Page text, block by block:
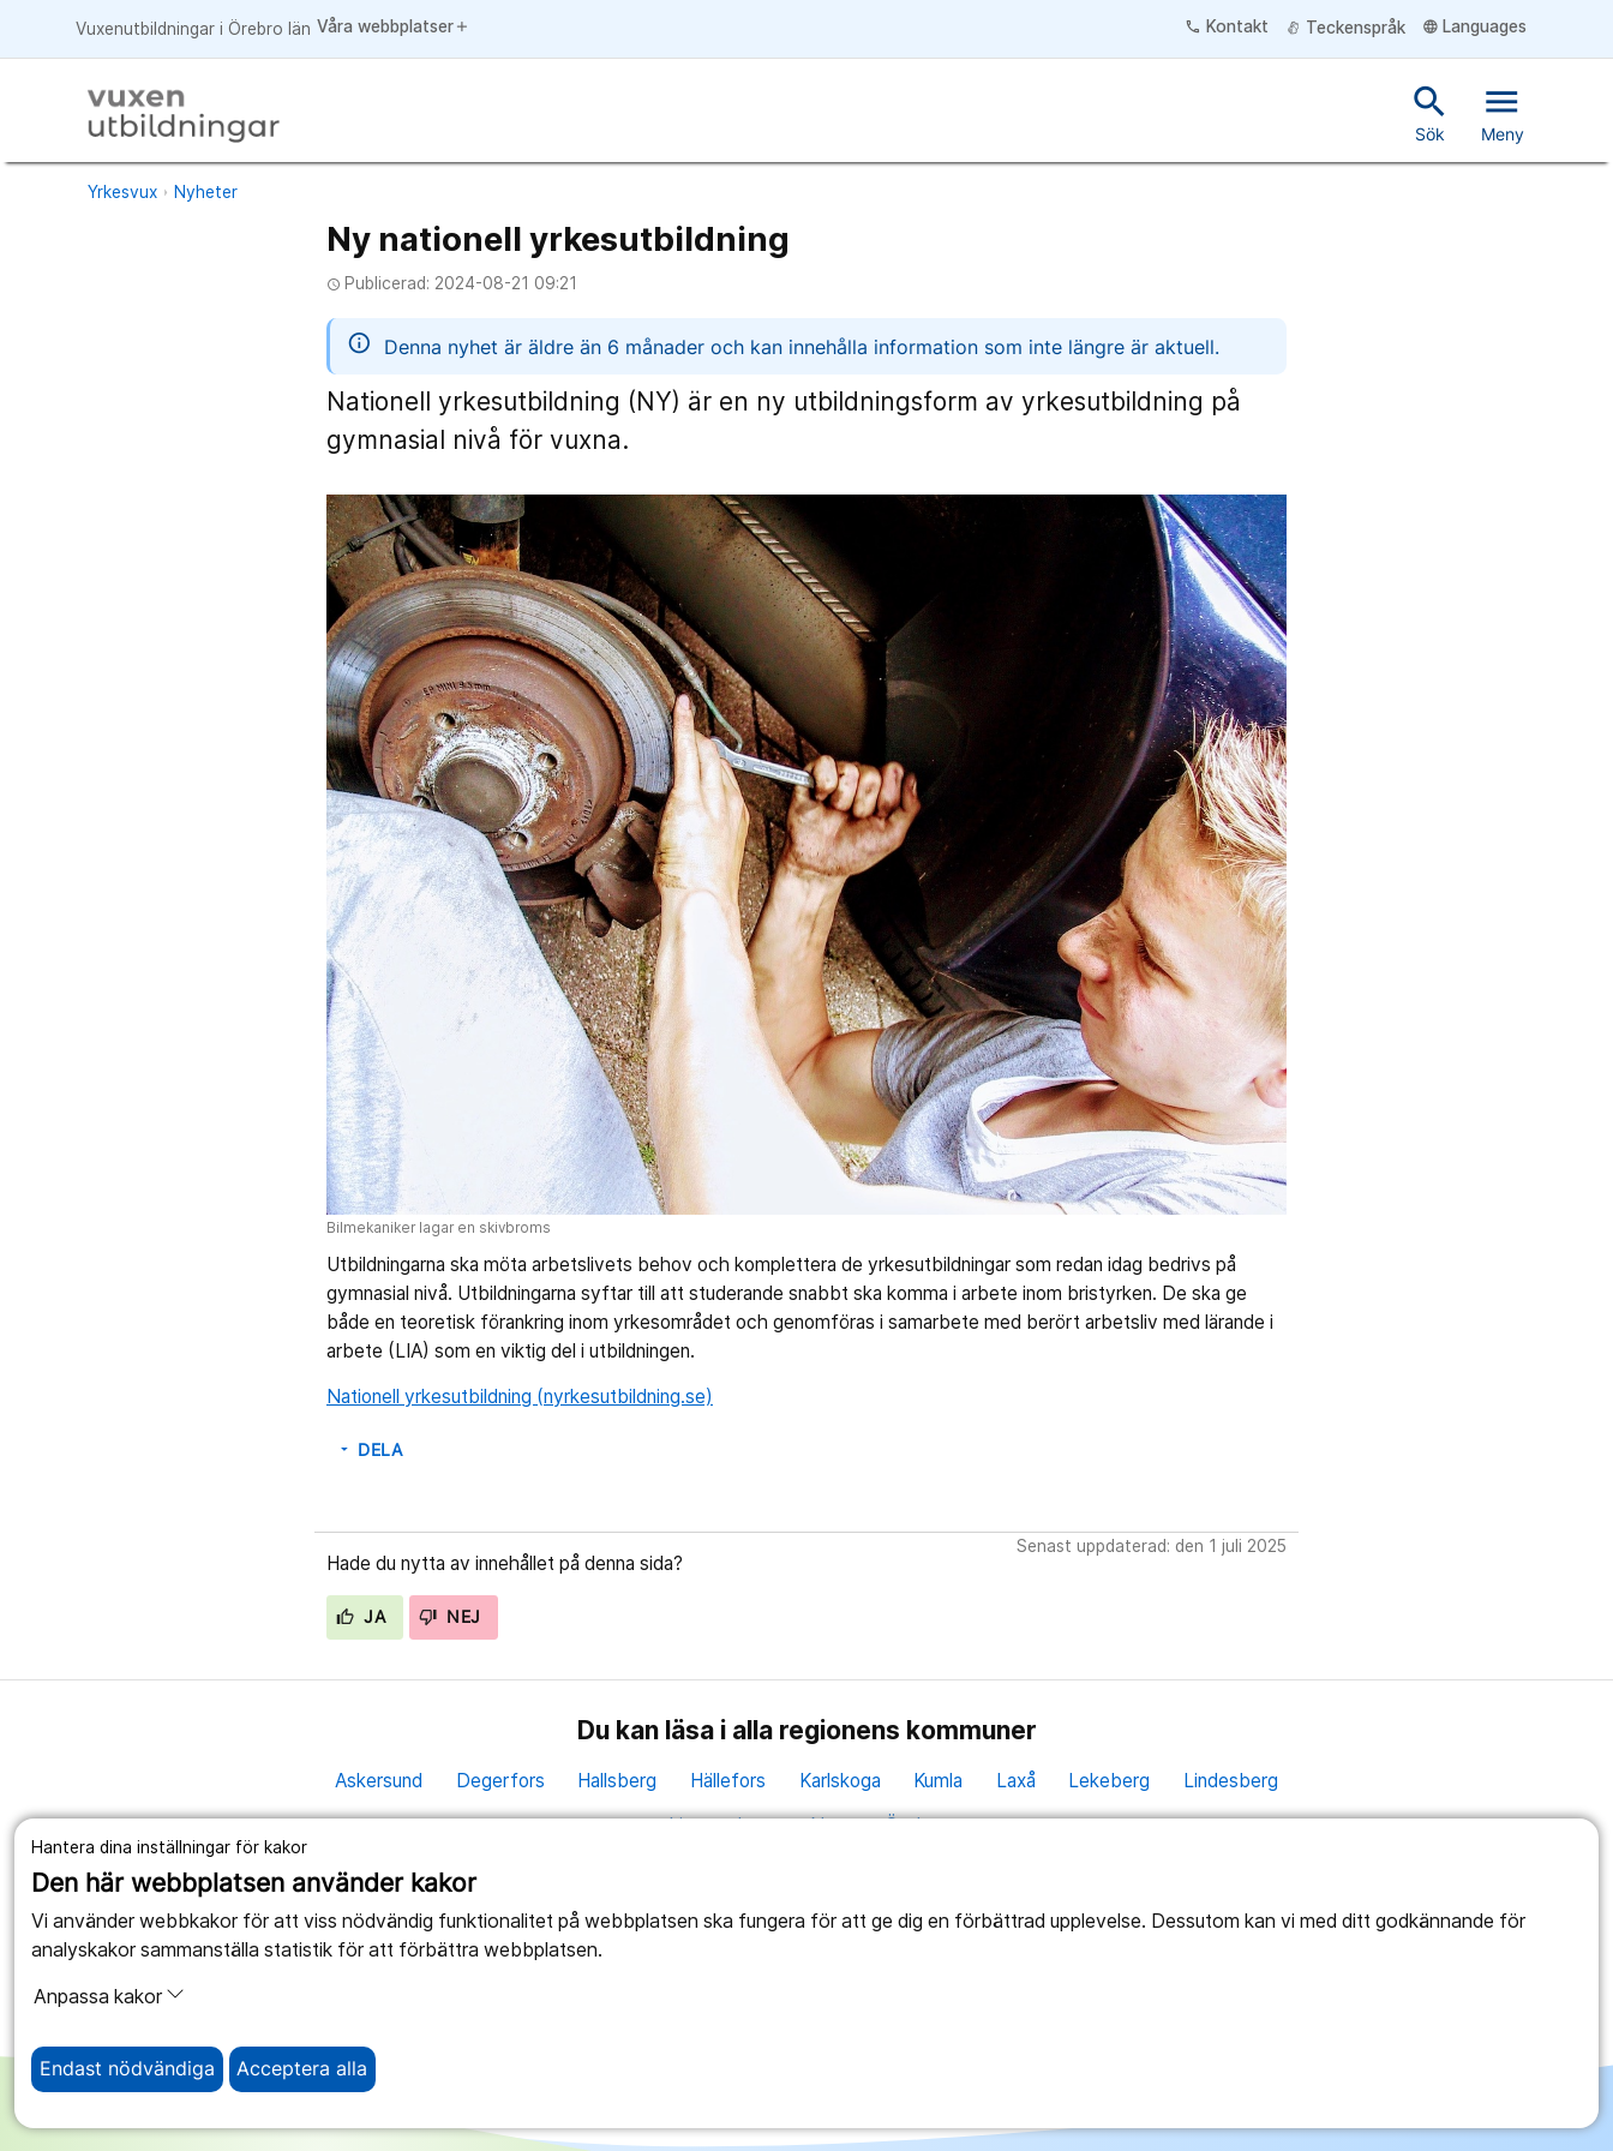
Hantera dina inställningar för kakor
Den här webbplatsen använder kakor
Vi använder webbkakor för att viss nödvändig funktionalitet på webbplatsen ska fungera för att ge dig en förbättrad upplevelse. Dessutom kan vi med ditt godkännande för
analyskakor sammanställa statistik för att förbättra webbplatsen.
Anpassa kakor
Endast nödvändiga Acceptera alla
Vuxenutbildningar i Örebro län Våra webbplatser add phone Kontakt Teckenspråk language Languages
search
Sök
menu
Meny
Yrkesvux Nyheter
Ny nationell yrkesutbildning
access_time Publicerad: 2024-08-21 09:21
information
Denna nyhet är äldre än 6 månader och kan innehålla information som inte längre är aktuell.
Nationell yrkesutbildning (NY) är en ny utbildningsform av yrkesutbildning på
gymnasial nivå för vuxna.
Bilmekaniker lagar en skivbroms
Utbildningarna ska möta arbetslivets behov och komplettera de yrkesutbildningar som redan idag bedrivs på
gymnasial nivå. Utbildningarna syftar till att studerande snabbt ska komma i arbete inom bristyrken. De ska ge
både en teoretisk förankring inom yrkesområdet och genomföras i samarbete med berört arbetsliv med lärande i
arbete (LIA) som en viktig del i utbildningen.
Nationell yrkesutbildning (nyrkesutbildning.se)
arrow_drop_down DELA
Hade du nytta av innehållet på denna sida?
JA NEJ
Senast uppdaterad: den 1 juli 2025
Du kan läsa i alla regionens kommuner
Askersund Degerfors Hallsberg Hällefors Karlskoga Kumla Laxå Lekeberg
Lindesberg
Ljusnarsberg
Nora Örebro